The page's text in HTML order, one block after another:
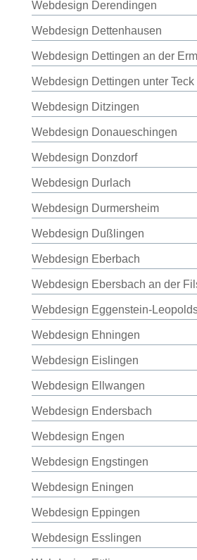
Webdesign Derendingen
Webdesign Dettenhausen
Webdesign Dettingen an der
Webdesign Dettingen unter Teck
Webdesign Ditzingen
Webdesign Donaueschingen
Webdesign Donzdorf
Webdesign Durlach
Webdesign Durmersheim
Webdesign Dußlingen
Webdesign Eberbach
Webdesign Ebersbach an der
Webdesign Eggenstein-
Webdesign Ehningen
Webdesign Eislingen
Webdesign Ellwangen
Webdesign Endersbach
Webdesign Engen
Webdesign Engstingen
Webdesign Eningen
Webdesign Eppingen
Webdesign Esslingen